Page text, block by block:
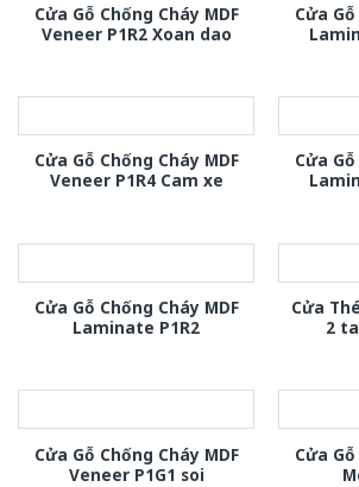
Cửa Gỗ Chống Cháy MDF
Veneer P1R2 Xoan dao
Cửa
Cửa Gỗ Chống Cháy MDF
Veneer P1R4 Cam xe
Cửa
Cửa Gỗ Chống Cháy MDF
Laminate P1R2
Cửa
2
Cửa Gỗ Chống Cháy MDF
Veneer P1G1 soi
Cửa